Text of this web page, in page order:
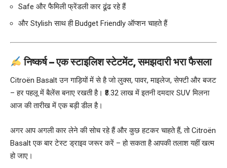
Safe और फैमिली फ्रेंडली कार ढूंढ रहे हैं
और Stylish साथ ही Budget Friendly ऑप्शन चाहते हैं
निष्कर्ष – एक स्टाइलिश स्टेटमेंट, समझदारी भरा फैसला
Citroën Basalt उन गाड़ियों में से है जो लुक्स, पावर, माइलेज, सेफ्टी और बजट
– हर पहलू में बैलेंस बनाए रखती है। ₹8.32 लाख में इतनी दमदार SUV मिलना
आज की तारीख में एक बड़ी डील है।
अगर आप अगली कार लेने की सोच रहे हैं और कुछ हटकर चाहते हैं, तो Citroën
Basalt एक बार टेस्ट ड्राइव जरूर करें – हो सकता है आपकी तलाश यहीं खत्म
हो जाए।